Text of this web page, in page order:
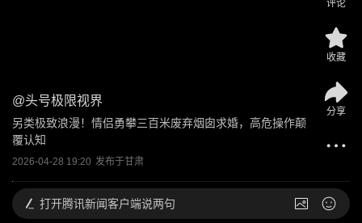
@头号极限视界
另类极致浪漫！情侣勇攀三百米废弃烟囱求婚，高危操作颠
覆认知
2026-04-28 19:20 发布于甘肃
评论
收藏
分享
打开腾讯新闻客户端说两句